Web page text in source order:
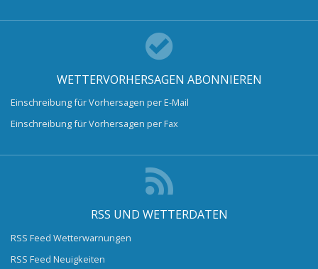
WETTERVORHERSAGEN ABONNIEREN
Einschreibung für Vorhersagen per E-Mail
Einschreibung für Vorhersagen per Fax
RSS UND WETTERDATEN
RSS Feed Wetterwarnungen
RSS Feed Neuigkeiten